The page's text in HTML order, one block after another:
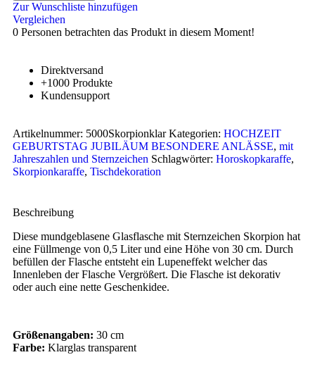
Zur Wunschliste hinzufügen
Vergleichen
0 Personen betrachten das Produkt in diesem Moment!
Direktversand
+1000 Produkte
Kundensupport
Artikelnummer: 5000SkorpionklarKategorien: HOCHZEIT
GEBURTSTAG JUBILÄUM BESONDERE ANLÄSSE, mit
Jahreszahlen und Sternzeichen Schlagwörter: Horoskopkaraffe,
Skorpionkaraffe, Tischdekoration
Beschreibung
Diese mundgeblasene Glasflasche mit Sternzeichen Skorpion hat
eine Füllmenge von 0,5 Liter und eine Höhe von 30 cm. Durch
befüllen der Flasche entsteht ein Lupeneffekt welcher das
Innenleben der Flasche Vergrößert. Die Flasche ist dekorativ
oder auch eine nette Geschenkidee.
Größenangaben: 30 cm
Farbe: Klarglas transparent